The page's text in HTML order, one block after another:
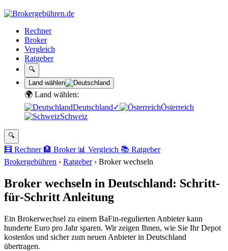
Rechner
Broker
Vergleich
Ratgeber
🔍
Land wählen
🌍 Land wählen:
Deutschland✓
Österreich
Schweiz
🔍
🧮 Rechner 🏦 Broker 📊 Vergleich 📚 Ratgeber
Brokergebühren › Ratgeber› Broker wechseln
Broker wechseln in Deutschland: Schritt-
für-Schritt Anleitung
Ein Brokerwechsel zu einem BaFin-regulierten Anbieter kann
hunderte Euro pro Jahr sparen. Wir zeigen Ihnen, wie Sie Ihr Depot
kostenlos und sicher zum neuen Anbieter in Deutschland
übertragen.